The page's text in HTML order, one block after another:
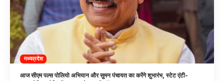
मध्यप्रदेश
आज सीएम पल्स पोलियो अभियान और सुमन पंचायत का करेंगे शुभारंभ, स्टेट एंटी-